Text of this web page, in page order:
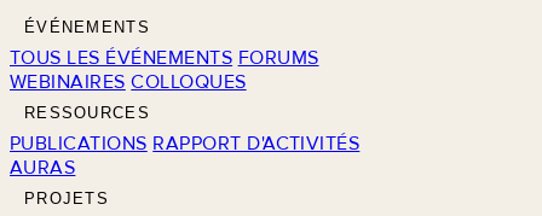
ÉVÉNEMENTS
TOUS LES ÉVÉNEMENTS FORUMS
WEBINAIRES COLLOQUES
RESSOURCES
PUBLICATIONS RAPPORT D'ACTIVITÉS
AURAS
PROJETS